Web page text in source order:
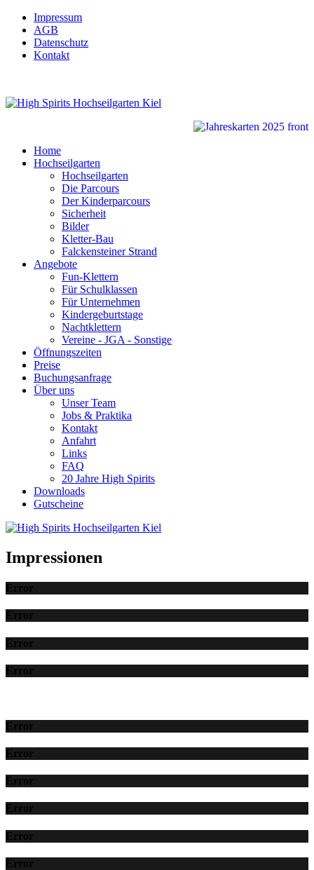
Impressum
AGB
Datenschutz
Kontakt
Home
Hochseilgarten
Hochseilgarten
Die Parcours
Der Kinderparcours
Sicherheit
Bilder
Kletter-Bau
Falckensteiner Strand
Angebote
Fun-Klettern
Für Schulklassen
Für Unternehmen
Kindergeburtstage
Nachtklettern
Vereine - JGA - Sonstige
Öffnungszeiten
Preise
Buchungsanfrage
Über uns
Unser Team
Jobs & Praktika
Kontakt
Anfahrt
Links
FAQ
20 Jahre High Spirits
Downloads
Gutscheine
Impressionen
Error
Error
Error
Error
Error
Error
Error
Error
Error
Error